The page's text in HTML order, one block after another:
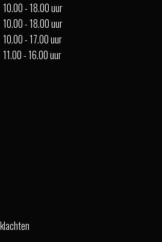
10.00 - 18.00 uur
10.00 - 18.00 uur
10.00 - 17.00 uur
11.00 - 16.00 uur